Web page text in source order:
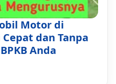
Motor di
dan Tanpa
Anda